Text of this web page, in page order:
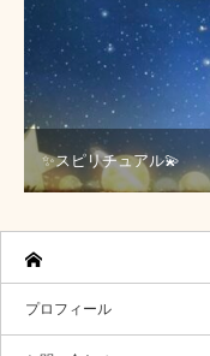
✨スピリチュアル💫
プロフィール